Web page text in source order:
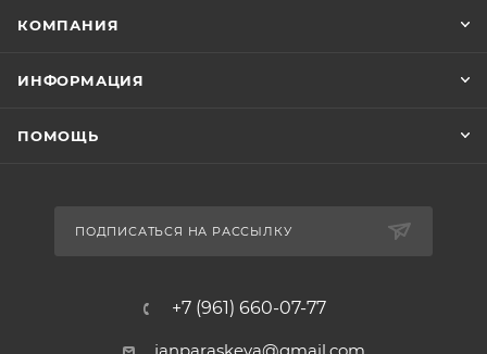
КОМПАНИЯ
ИНФОРМАЦИЯ
ПОМОЩЬ
ПОДПИСАТЬСЯ НА РАССЫЛКУ
+7 (961) 660-07-77